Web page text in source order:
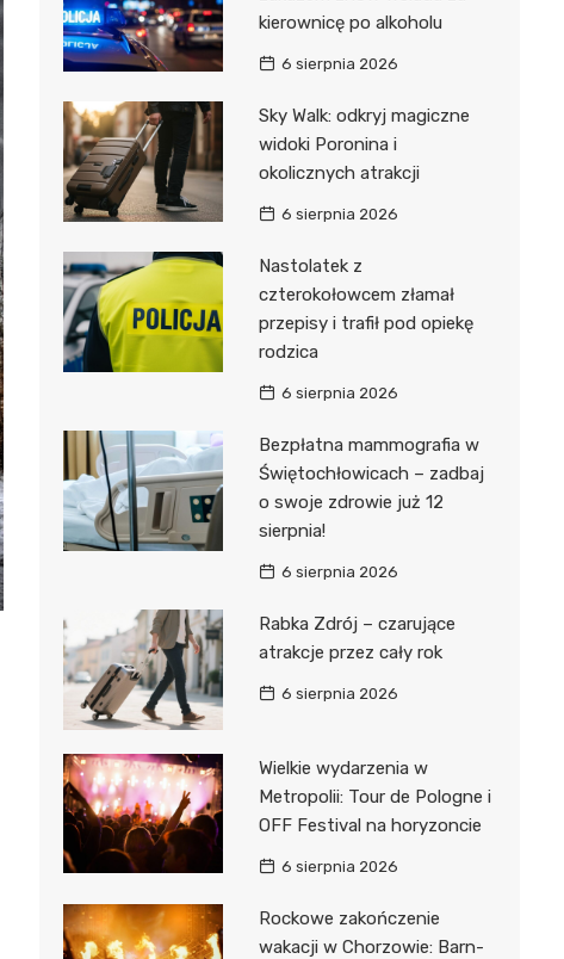
kierownicę po alkoholu
6 sierpnia 2026
Sky Walk: odkryj magiczne
widoki Poronina i
okolicznych atrakcji
6 sierpnia 2026
Nastolatek z
czterokołowcem złamał
przepisy i trafił pod opiekę
rodzica
6 sierpnia 2026
Bezpłatna mammografia w
Świętochłowicach – zadbaj
o swoje zdrowie już 12
sierpnia!
6 sierpnia 2026
Rabka Zdrój – czarujące
atrakcje przez cały rok
6 sierpnia 2026
Wielkie wydarzenia w
Metropolii: Tour de Pologne i
OFF Festival na horyzoncie
6 sierpnia 2026
Rockowe zakończenie
wakacji w Chorzowie: Barn-